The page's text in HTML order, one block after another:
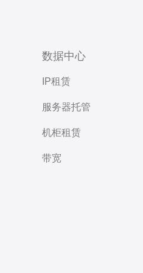
数据中心
IP租赁
服务器托管
机柜租赁
带宽